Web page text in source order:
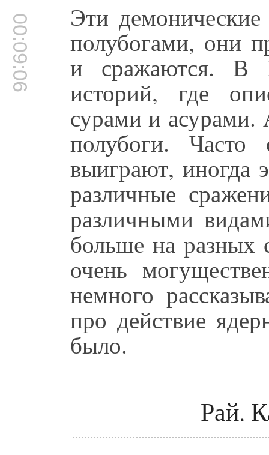
00:09:06 Эти
полубогами, они
и сражаются. В
историй, где
сурами и
полубоги.
выиграют, иногда
различные
различными
больше на
очень
немного
про действие
было.
Рай.